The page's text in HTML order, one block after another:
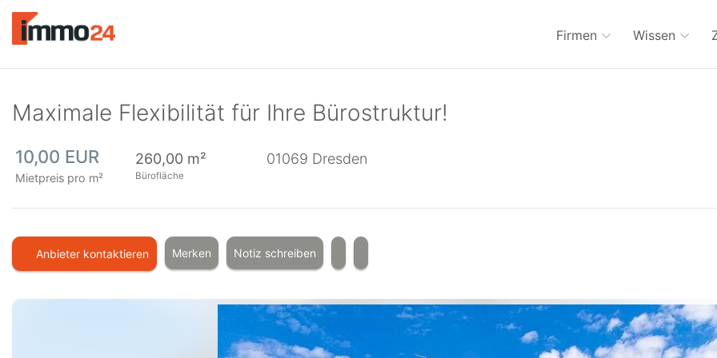
Accessibility
Modus
aktivieren
Inhalt
Firmen Wissen
Maximale Flexibilität für Ihre Bürostruktur!
10,00 EUR
Mietpreis pro m²
260,00 m²
Bürofläche
01069 Dresden
Anbieter kontaktieren Merken Notiz schreiben